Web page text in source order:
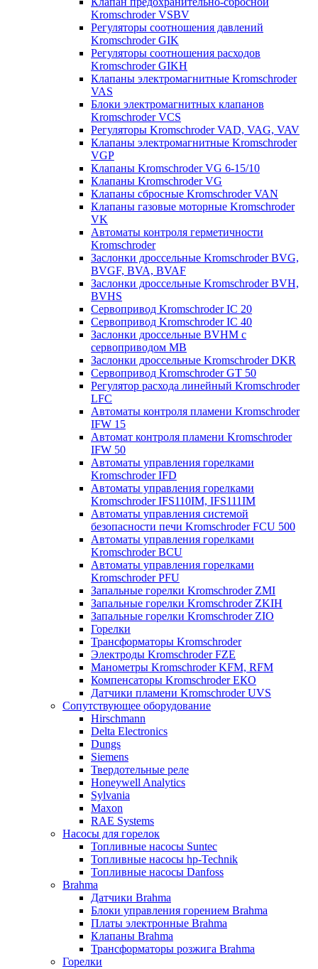
Kromschroder VSBV
Регуляторы соотношения давлений
Kromschroder GIK
Регуляторы соотношения расходов
Kromschroder GIKH
Клапаны электромагнитные Kromschroder
VAS
Блоки электромагнитных клапанов
Kromschroder VCS
Регуляторы Kromschroder VAD, VAG, VAV
Клапаны электромагнитные Kromschroder
VGP
Клапаны Kromschroder VG 6-15/10
Клапаны Kromschroder VG
Клапаны сбросные Kromschroder VAN
Клапаны газовые моторные Kromschroder
VK
Автоматы контроля герметичности
Kromschroder
Заслонки дроссельные Kromschroder BVG,
BVGF, BVA, BVAF
Заслонки дроссельные Kromschroder BVH,
BVHS
Сервопривод Kromschroder IC 20
Сервопривод Kromschroder IC 40
Заслонки дроссельные BVHM с
сервоприводом МВ
Заслонки дроссельные Kromschroder DKR
Cервопривод Kromschroder GT 50
Регулятор расхода линейный Kromschroder
LFC
Автоматы контроля пламени Kromschroder
IFW 15
Автомат контроля пламени Kromschroder
IFW 50
Автоматы управления горелками
Kromschroder IFD
Автоматы управления горелками
Kromschroder IFS110IM, IFS111IM
Автоматы управления системой
безопасности печи Kromschroder FCU 500
Автоматы управления горелками
Kromschroder BCU
Автоматы управления горелками
Kromschroder PFU
Запальные горелки Kromschroder ZМI
Запальные горелки Kromschroder ZKIH
Запальные горелки Kromschroder ZIO
Горелки
Трансформаторы Kromschroder
Электроды Kromschroder FZE
Манометры Kromschroder KFM, RFM
Компенсаторы Kromschroder ЕКО
Датчики пламени Kromschroder UVS
Сопутствующее оборудование
Hirschmann
Delta Electronics
Dungs
Siemens
Твердотельные реле
Honeywell Analytics
Sylvania
Maxon
RAE Systems
Насосы для горелок
Топливные насосы Suntec
Топливные насосы hp-Technik
Топливные насосы Danfoss
Brahma
Датчики Brahma
Блоки управления горением Brahma
Платы электронные Brahma
Клапаны Brahma
Трансформаторы розжига Brahma
Горелки